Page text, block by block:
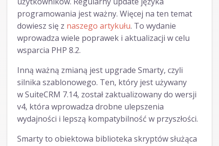
programowania jest ważny. Więcej na ten temat
dowiesz się z naszego artykułu. To wydanie
wprowadza wiele poprawek i aktualizacji w celu
wsparcia PHP 8.2.
Inną ważną zmianą jest upgrade Smarty, czyli
silnika szablonowego. Ten, który jest używany
w SuiteCRM 7.14, został zaktualizowany do wersji
v4, która wprowadza drobne ulepszenia
wydajności i lepszą kompatybilność w przyszłości.
Smarty to obiektowa biblioteka skryptów służąca